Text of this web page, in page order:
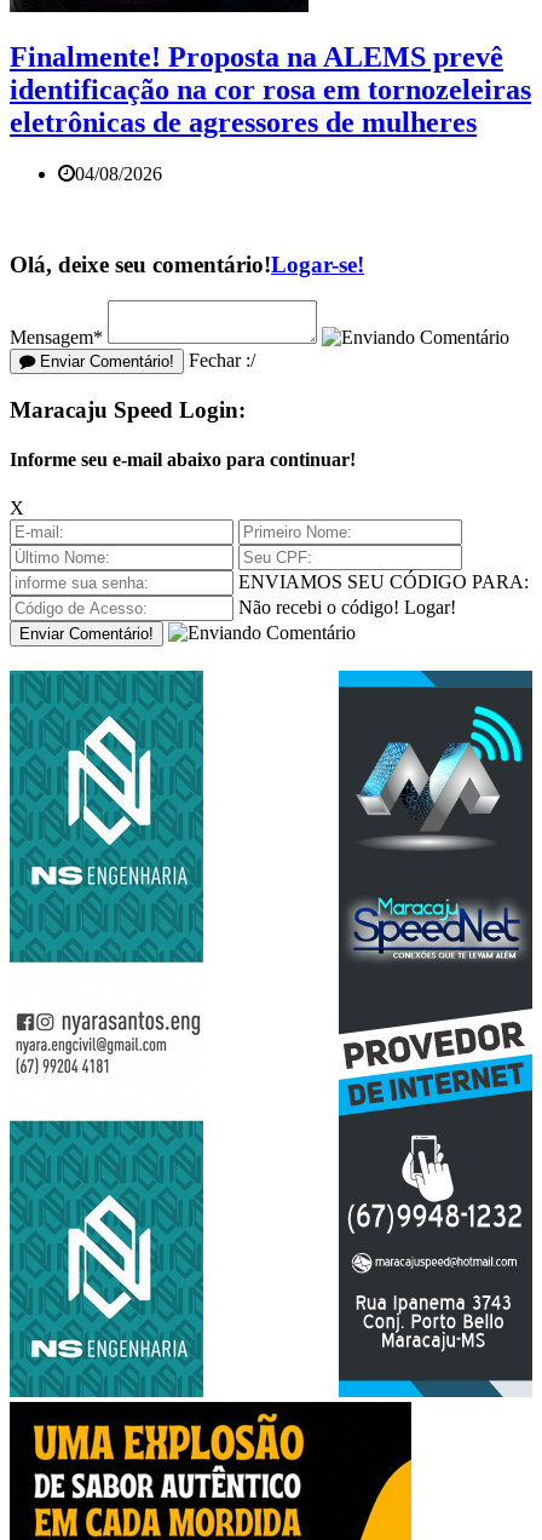
Finalmente! Proposta na ALEMS prevê
identificação na cor rosa em tornozeleiras
eletrônicas de agressores de mulheres
04/08/2026
Olá, deixe seu comentário!Logar-se!
Mensagem*
Enviar Comentário! Fechar :/
Maracaju Speed Login:
Informe seu e-mail abaixo para continuar!
X
ENVIAMOS SEU CÓDIGO PARA:
Não recebi o código! Logar!
Enviar Comentário!